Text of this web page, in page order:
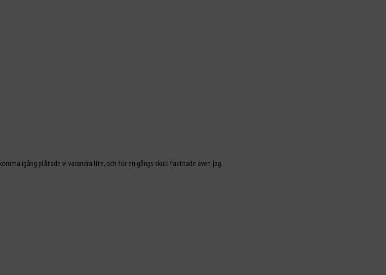
igång plåtade vi varandra lite, och för en gångs skull fastnade även jag.